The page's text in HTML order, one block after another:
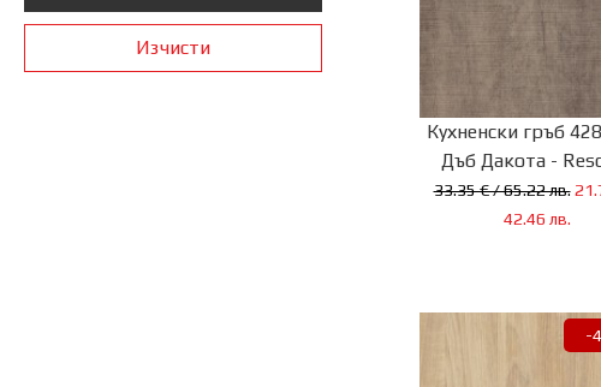
Кухненски гръб
Дъб Дакота -
33.35 € / 65.22 лв.
42.46 лв.
-